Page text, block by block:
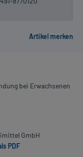
bei Erwachsenen
GmbH
PDF